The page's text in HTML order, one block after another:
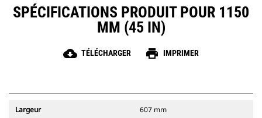
SPÉCIFICATIONS PRODUIT POUR 1150
MM (45 IN)
cloud_download TÉLÉCHARGER print IMPRIMER
Largeur 607 mm